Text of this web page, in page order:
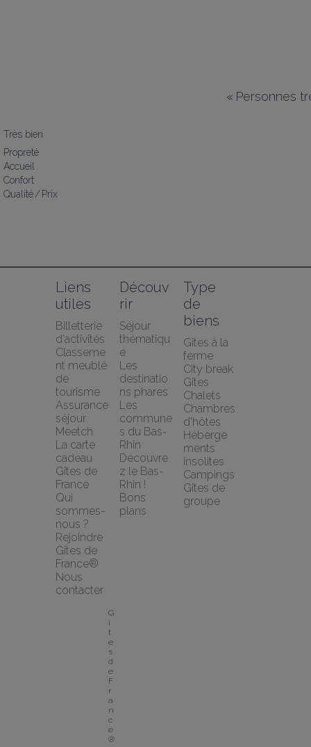
« Personnes
Très bien
Propreté
Accueil
Confort
Qualité / Prix
Liens
utiles
Billetterie
d'activités
Classeme
nt meublé
de
tourisme
Assurance
séjour
Meetch
La carte
cadeau
Gîtes de
France
Qui
sommes-
nous ?
Rejoindre
Gîtes de
France®
Nous
contacter
Découv
rir
Séjour
thématiqu
e
Les
destinatio
ns phares
Les
commune
s du Bas-
Rhin
Découvre
z le Bas-
Rhin !
Bons
plans
Type
de
biens
Gîtes à la
ferme
City break
Gîtes
Chalets
Chambres
d'hôtes
Héberge
ments
insolites
Campings
Gîtes de
groupe
G
î
t
e
s
d
e
F
r
a
n
c
e
®